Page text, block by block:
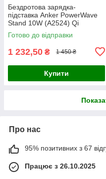
Бездротова зарядка-
підставка Anker PowerWave
Stand 10W (A2524) Qi
Готово до відправки
1 232,50 ₴ 1 450 ₴
Купити
Про нас
95% позитивних з 67
Працює з 26.10.2025